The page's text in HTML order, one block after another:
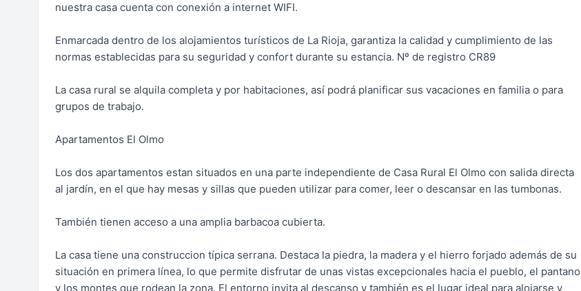
nuestra casa cuenta con conexión a internet WIFI.
Enmarcada dentro de los alojamientos turísticos de La Rioja, garantiza la calidad y cumplimiento de las
normas establecidas para su seguridad y confort durante su estancia. Nº de registro CR89
La casa rural se alquila completa y por habitaciones, así podrá planificar sus vacaciones en familia o para
grupos de trabajo.
Apartamentos El Olmo
Los dos apartamentos estan situados en una parte independiente de Casa Rural El Olmo con salida directa
al jardín, en el que hay mesas y sillas que pueden utilizar para comer, leer o descansar en las tumbonas.
También tienen acceso a una amplia barbacoa cubierta.
La casa tiene una construccion típica serrana. Destaca la piedra, la madera y el hierro forjado además de su
situación en primera línea, lo que permite disfrutar de unas vistas excepcionales hacia el pueblo, el pantano
y los montes que rodean la zona. El entorno invita al descanso y también es el lugar ideal para alojarse y